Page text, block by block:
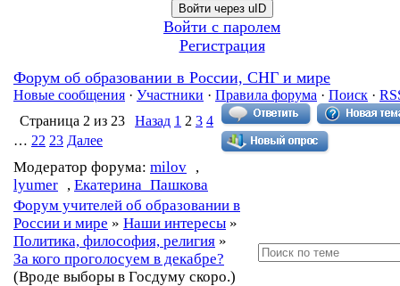
Войти через uID
Войти с паролем
Регистрация
Форум об образовании в России, СНГ и мире
Новые сообщения · Участники · Правила форума · Поиск ·
Страница 2 из 23 Назад 1 2 3 4
… 22 23 Далее
Модератор форума: milov ,
lyumer , Екатерина_Пашкова
Форум учителей об образовании в
России и мире » Наши интересы »
Политика, философия, религия »
За кого проголосуем в декабре?
(Вроде выборы в Госдуму скоро.)